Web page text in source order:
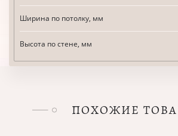
Ширина по потолку, мм
Высота по стене, мм
ПОХОЖИЕ